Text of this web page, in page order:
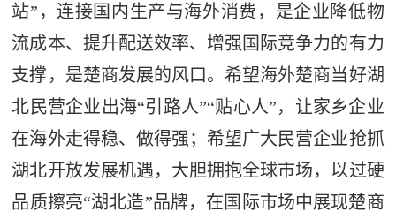
站”，连接国内生产与海外消费，是企业降低物
流成本、提升配送效率、增强国际竞争力的有力
支撑，是楚商发展的风口。希望海外楚商当好湖
北民营企业出海“引路人”“贴心人”，让家乡企业
在海外走得稳、做得强；希望广大民营企业抢抓
湖北开放发展机遇，大胆拥抱全球市场，以过硬
品质擦亮“湖北造”品牌，在国际市场中展现楚商